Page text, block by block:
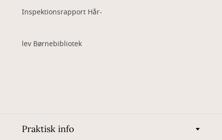
Inspektionsrapport Hår-
lev Børnebibliotek
Praktisk info